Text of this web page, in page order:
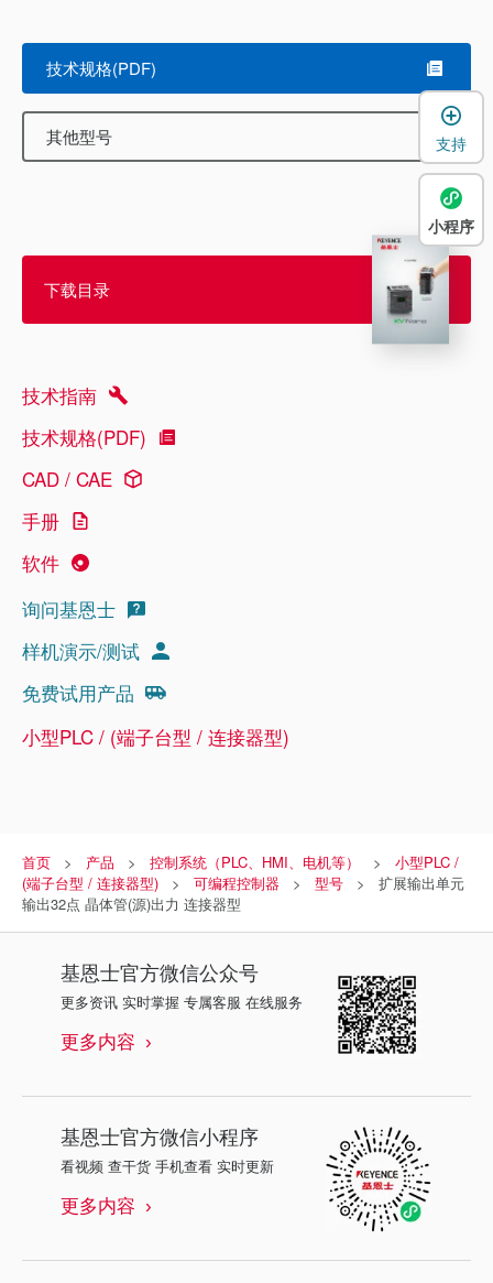
技术规格(PDF)
其他型号
下载目录
技术指南
技术规格(PDF)
CAD / CAE
手册
软件
询问基恩士
样机演示/测试
免费试用产品
小型PLC / (端子台型 / 连接器型)
首页 产品 控制系统（PLC、HMI、电机等）
小型PLC /
(端子台型 / 连接器型)
可编程控制器 型号
扩展输出单元
输出32点 晶体管(源)出力 连接器型
基恩士官方微信公众号
更多资讯 实时掌握 专属客服 在线服务
更多内容
基恩士官方微信小程序
看视频 查干货 手机查看 实时更新
更多内容
支持
小程序